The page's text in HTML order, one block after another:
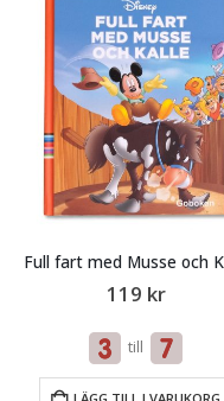
119 kr
till